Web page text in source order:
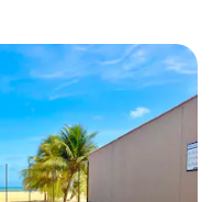
arasında